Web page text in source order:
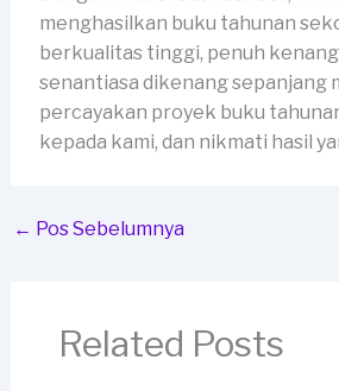
menghasilkan buku tahunan
berkualitas tinggi, penuh
senantiasa dikenang sepanjang
percayakan proyek buku
kepada kami, dan nikmati hasil
← Pos Sebelumnya
Related Posts